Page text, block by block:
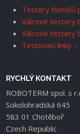
Testery tlumičů
Válcové testery
Válcové testery
Testovací linky
RYCHLÝ KONTAKT
ROBOTERM spol. s
Sokolohradská 645
583 01 Chotěboř
Czech Republic